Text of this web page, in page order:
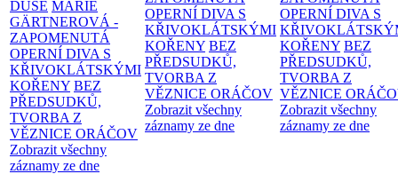
DUŠE MARIE
GÄRTNEROVÁ -
ZAPOMENUTÁ
OPERNÍ DIVA S
KŘIVOKLÁTSKÝMI
KOŘENY BEZ
PŘEDSUDKŮ,
TVORBA Z
VĚZNICE ORÁČOV
Zobrazit všechny
záznamy ze dne
OPERNÍ DIVA S
KŘIVOKLÁTSKÝMI
KOŘENY BEZ
PŘEDSUDKŮ,
TVORBA Z
VĚZNICE ORÁČOV
Zobrazit všechny
záznamy ze dne
OPERNÍ DIVA S
KOŘENY BEZ
PŘEDSUDKŮ,
TVORBA Z
VĚZNICE
Zobrazit všechny
záznamy ze dne